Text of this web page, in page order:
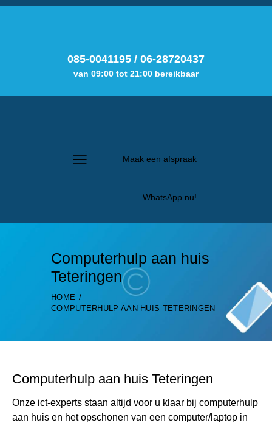
085-0041195 / 06-28720437
van 09:00 tot 21:00 bereikbaar
Maak een afspraak
WhatsApp nu!
Computerhulp aan huis
Teteringen
HOME
COMPUTERHULP AAN HUIS TETERINGEN
Computerhulp aan huis Teteringen
Onze ict-experts staan altijd voor u klaar bij computerhulp
aan huis en het opschonen van een computer/laptop in